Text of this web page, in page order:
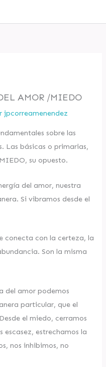
AMOR /MIEDO
jpcorreamenendez
sobre las
Las básicas o primarias,
su opuesto.
del amor, nuestra
Si vibramos desde el
conecta con la certeza, la
Son la misma
del amor podemos
particular, que el
el miedo, cerramos
escasez, estrechamos la
nos inhibimos, no